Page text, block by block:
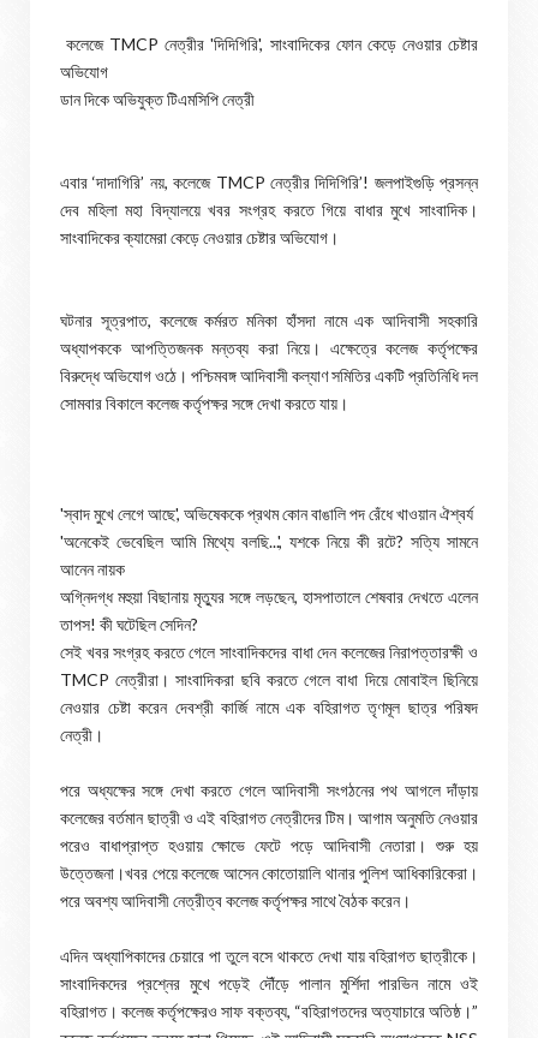
কলেজে TMCP নেত্রীর 'দিদিগিরি', সাংবাদিকের ফোন কেড়ে নেওয়ার চেষ্টার
অভিযোগ
ডান দিকে অভিযুক্ত টিএমসিপি নেত্রী
এবার ‘দাদাগিরি’ নয়, কলেজে TMCP নেত্রীর দিদিগিরি’! জলপাইগুড়ি প্রসন্ন
দেব মহিলা মহা বিদ্যালয়ে খবর সংগ্রহ করতে গিয়ে বাধার মুখে সাংবাদিক।
সাংবাদিকের ক্যামেরা কেড়ে নেওয়ার চেষ্টার অভিযোগ।
ঘটনার সূত্রপাত, কলেজে কর্মরত মনিকা হাঁসদা নামে এক আদিবাসী সহকারি
অধ্যাপককে আপত্তিজনক মন্তব্য করা নিয়ে। এক্ষেত্রে কলেজ কর্তৃপক্ষের
বিরুদ্ধে অভিযোগ ওঠে। পশ্চিমবঙ্গ আদিবাসী কল্যাণ সমিতির একটি প্রতিনিধি দল
সোমবার বিকালে কলেজ কর্তৃপক্ষর সঙ্গে দেখা করতে যায়।
'স্বাদ মুখে লেগে আছে', অভিষেককে প্রথম কোন বাঙালি পদ রেঁধে খাওয়ান ঐশ্বর্য
'অনেকেই ভেবেছিল আমি মিথ্যে বলছি...', যশকে নিয়ে কী রটে? সত্যি সামনে
আনেন নায়ক
অগ্নিদগ্ধ মহুয়া বিছানায় মৃত্যুর সঙ্গে লড়ছেন, হাসপাতালে শেষবার দেখতে এলেন
তাপস! কী ঘটেছিল সেদিন?
সেই খবর সংগ্রহ করতে গেলে সাংবাদিকদের বাধা দেন কলেজের নিরাপত্তারক্ষী ও
TMCP নেত্রীরা। সাংবাদিকরা ছবি করতে গেলে বাধা দিয়ে মোবাইল ছিনিয়ে
নেওয়ার চেষ্টা করেন দেবশ্রী কার্জি নামে এক বহিরাগত তৃণমূল ছাত্র পরিষদ
নেত্রী।
পরে অধ্যক্ষের সঙ্গে দেখা করতে গেলে আদিবাসী সংগঠনের পথ আগলে দাঁড়ায়
কলেজের বর্তমান ছাত্রী ও এই বহিরাগত নেত্রীদের টিম। আগাম অনুমতি নেওয়ার
পরেও বাধাপ্রাপ্ত হওয়ায় ক্ষোভে ফেটে পড়ে আদিবাসী নেতারা। শুরু হয়
উত্তেজনা।খবর পেয়ে কলেজে আসেন কোতোয়ালি থানার পুলিশ আধিকারিকেরা।
পরে অবশ্য আদিবাসী নেত্রীত্ব কলেজ কর্তৃপক্ষর সাথে বৈঠক করেন।
এদিন অধ্যাপিকাদের চেয়ারে পা তুলে বসে থাকতে দেখা যায় বহিরাগত ছাত্রীকে।
সাংবাদিকদের প্রশ্নের মুখে পড়েই দৌঁড়ে পালান মুর্শিদা পারভিন নামে ওই
বহিরাগত। কলেজ কর্তৃপক্ষেরও সাফ বক্তব্য, “বহিরাগতদের অত্যাচারে অতিষ্ঠ।”